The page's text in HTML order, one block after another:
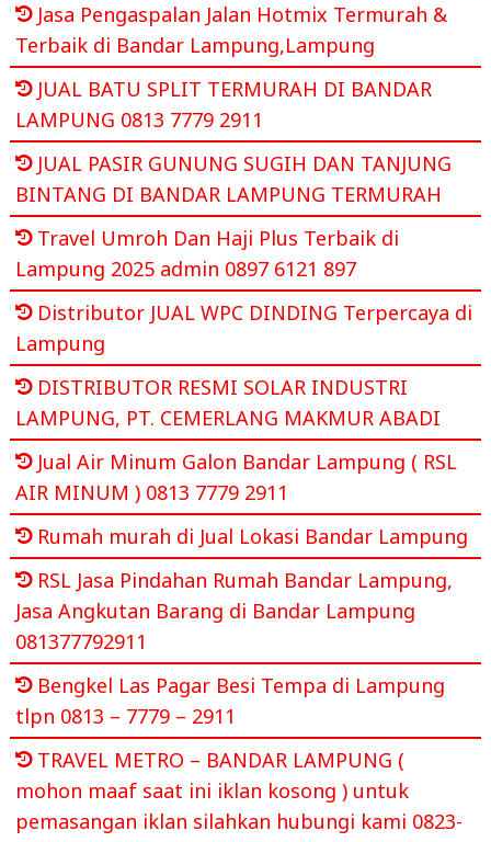
Jasa Pengaspalan Jalan Hotmix Termurah &
Terbaik di Bandar Lampung,Lampung
JUAL BATU SPLIT TERMURAH DI BANDAR
LAMPUNG 0813 7779 2911
JUAL PASIR GUNUNG SUGIH DAN TANJUNG
BINTANG DI BANDAR LAMPUNG TERMURAH
Travel Umroh Dan Haji Plus Terbaik di
Lampung 2025 admin 0897 6121 897
Distributor JUAL WPC DINDING Terpercaya di
Lampung
DISTRIBUTOR RESMI SOLAR INDUSTRI
LAMPUNG, PT. CEMERLANG MAKMUR ABADI
Jual Air Minum Galon Bandar Lampung ( RSL
AIR MINUM ) 0813 7779 2911
Rumah murah di Jual Lokasi Bandar Lampung
RSL Jasa Pindahan Rumah Bandar Lampung,
Jasa Angkutan Barang di Bandar Lampung
081377792911
Bengkel Las Pagar Besi Tempa di Lampung
tlpn 0813 – 7779 – 2911
TRAVEL METRO – BANDAR LAMPUNG (
mohon maaf saat ini iklan kosong ) untuk
pemasangan iklan silahkan hubungi kami 0823-